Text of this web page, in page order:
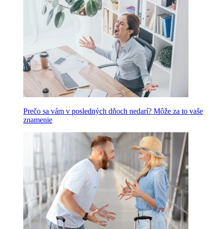
Prečo sa vám v posledných dňoch nedarí? Môže za to vaše
znamenie